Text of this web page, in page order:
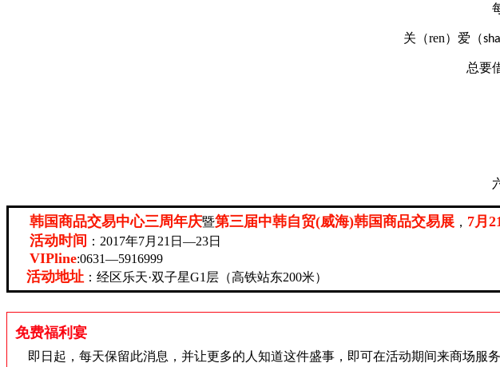
关（ren）爱（sha
总要
韩国商品交易中心三周年庆暨第三届中韩自贸(威海)韩国商品交易展 ， 7月
活动时间 ： 2017年7月21日—23日
VIPline:0631—5916999
活动地址 ：经区乐天·双子星G1层（高铁站东200米）
免费福利宴
即日起，每天保留此消息，并让更多的人知道这件盛事，即可在活动期间来商场服